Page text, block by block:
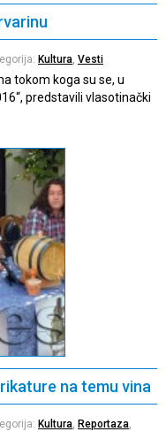
Kultura, Vesti
tokom koga su se, u
predstavili vlasotinački
na temu vina
Kultura, Reportaza,